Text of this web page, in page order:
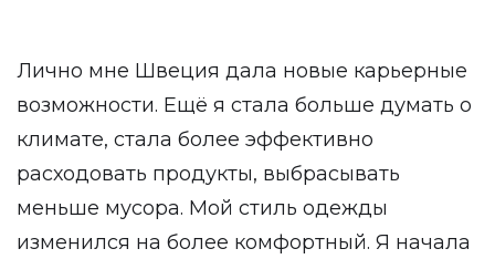
Лично мне Швеция дала новые карьерные
возможности. Ещё я стала больше думать о
климате, стала более эффективно
расходовать продукты, выбрасывать
меньше мусора. Мой стиль одежды
изменился на более комфортный. Я начала